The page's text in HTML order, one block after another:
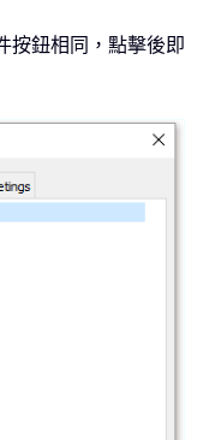
按鈕相同，點擊後即